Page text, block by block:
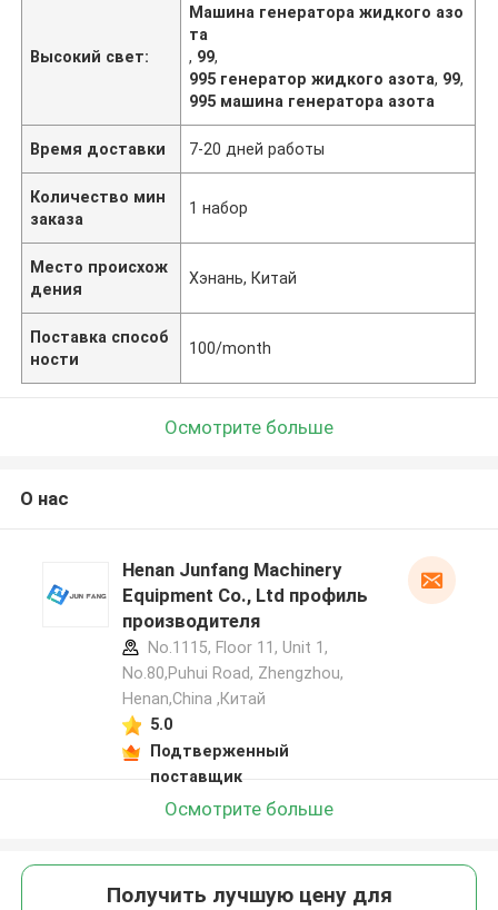
Высокий свет:
Машина генератора жидкого азо
та
, 99,
995 генератор жидкого азота, 99,
995 машина генератора азота
Время доставки 7-20 дней работы
Количество мин
заказа
1 набор
Место происхож
дения
Хэнань, Китай
Поставка способ
ности
100/month
Осмотрите больше
О нас
Henan Junfang Machinery
Equipment Co., Ltd профиль
производителя
No.1115, Floor 11, Unit 1,
No.80,Puhui Road, Zhengzhou,
Henan,China ,Китай
5.0
Подтверженный
поставщик
Осмотрите больше
Получить лучшую цену для